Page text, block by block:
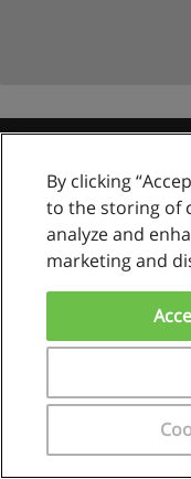
Copyright ©
By clicking
to the storing of
analyze and
marketing and